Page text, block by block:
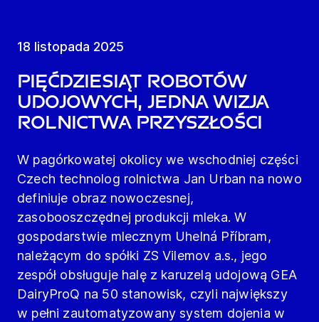
18 listopada 2025
Pięćdziesiąt robotów
udojowych, jedna wizja
rolnictwa przyszłości
W pagórkowatej okolicy we wschodniej części
Czech technolog rolnictwa Jan Urban na nowo
definiuje obraz nowoczesnej,
zasobooszczędnej produkcji mleka. W
gospodarstwie mlecznym Uhelná Příbram,
należącym do spółki ZS Vilemov a.s., jego
zespół obsługuje halę z karuzelą udojową GEA
DairyProQ na 50 stanowisk, czyli największy
w pełni zautomatyzowany system dojenia w